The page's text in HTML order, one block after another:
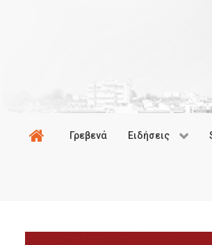
Γρεβενά Ειδήσεις